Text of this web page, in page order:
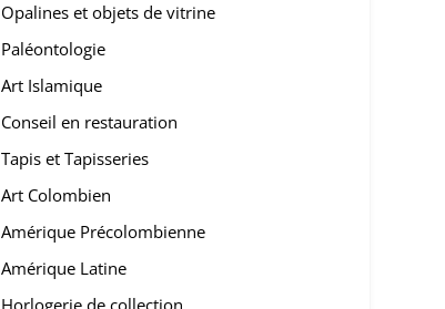
Opalines et objets de vitrine
Paléontologie
Art Islamique
Conseil en restauration
Tapis et Tapisseries
Art Colombien
Amérique Précolombienne
Amérique Latine